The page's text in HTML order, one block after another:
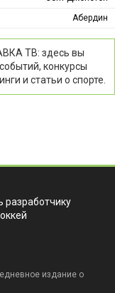
Абердин
ТВ: здесь вы
конкурсы
и статьи о спорте.
разработчику
издание о